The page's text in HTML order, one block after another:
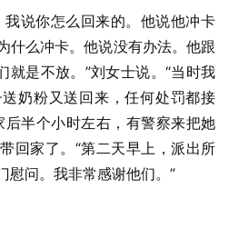
我说你怎么回来的。他说他冲卡
什么冲卡。他说没有办法。他跟
就是不放。”刘女士说。“当时我
奶粉又送回来，任何处罚都接
后半个小时左右，有警察来把她
回家了。“第二天早上，派出所
慰问。我非常感谢他们。”